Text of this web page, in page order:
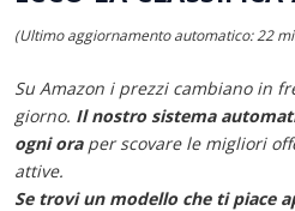
(Ultimo aggiornamento automatico: 22
Su Amazon i prezzi cambiano in
giorno. Il nostro sistema
ogni oraper scovare le migliori
attive.
Se trovi un modello che ti piace